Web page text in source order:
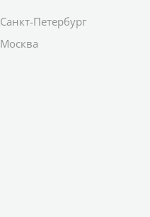
Санкт-Петербург
Москва